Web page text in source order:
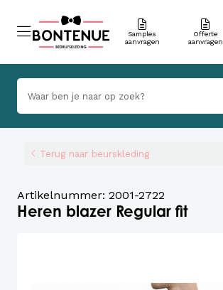
Samples
aanvragen
Offerte
aanvragen
Terug naar beurskleding
Artikelnummer: 2001-2722
Heren blazer Regular fit